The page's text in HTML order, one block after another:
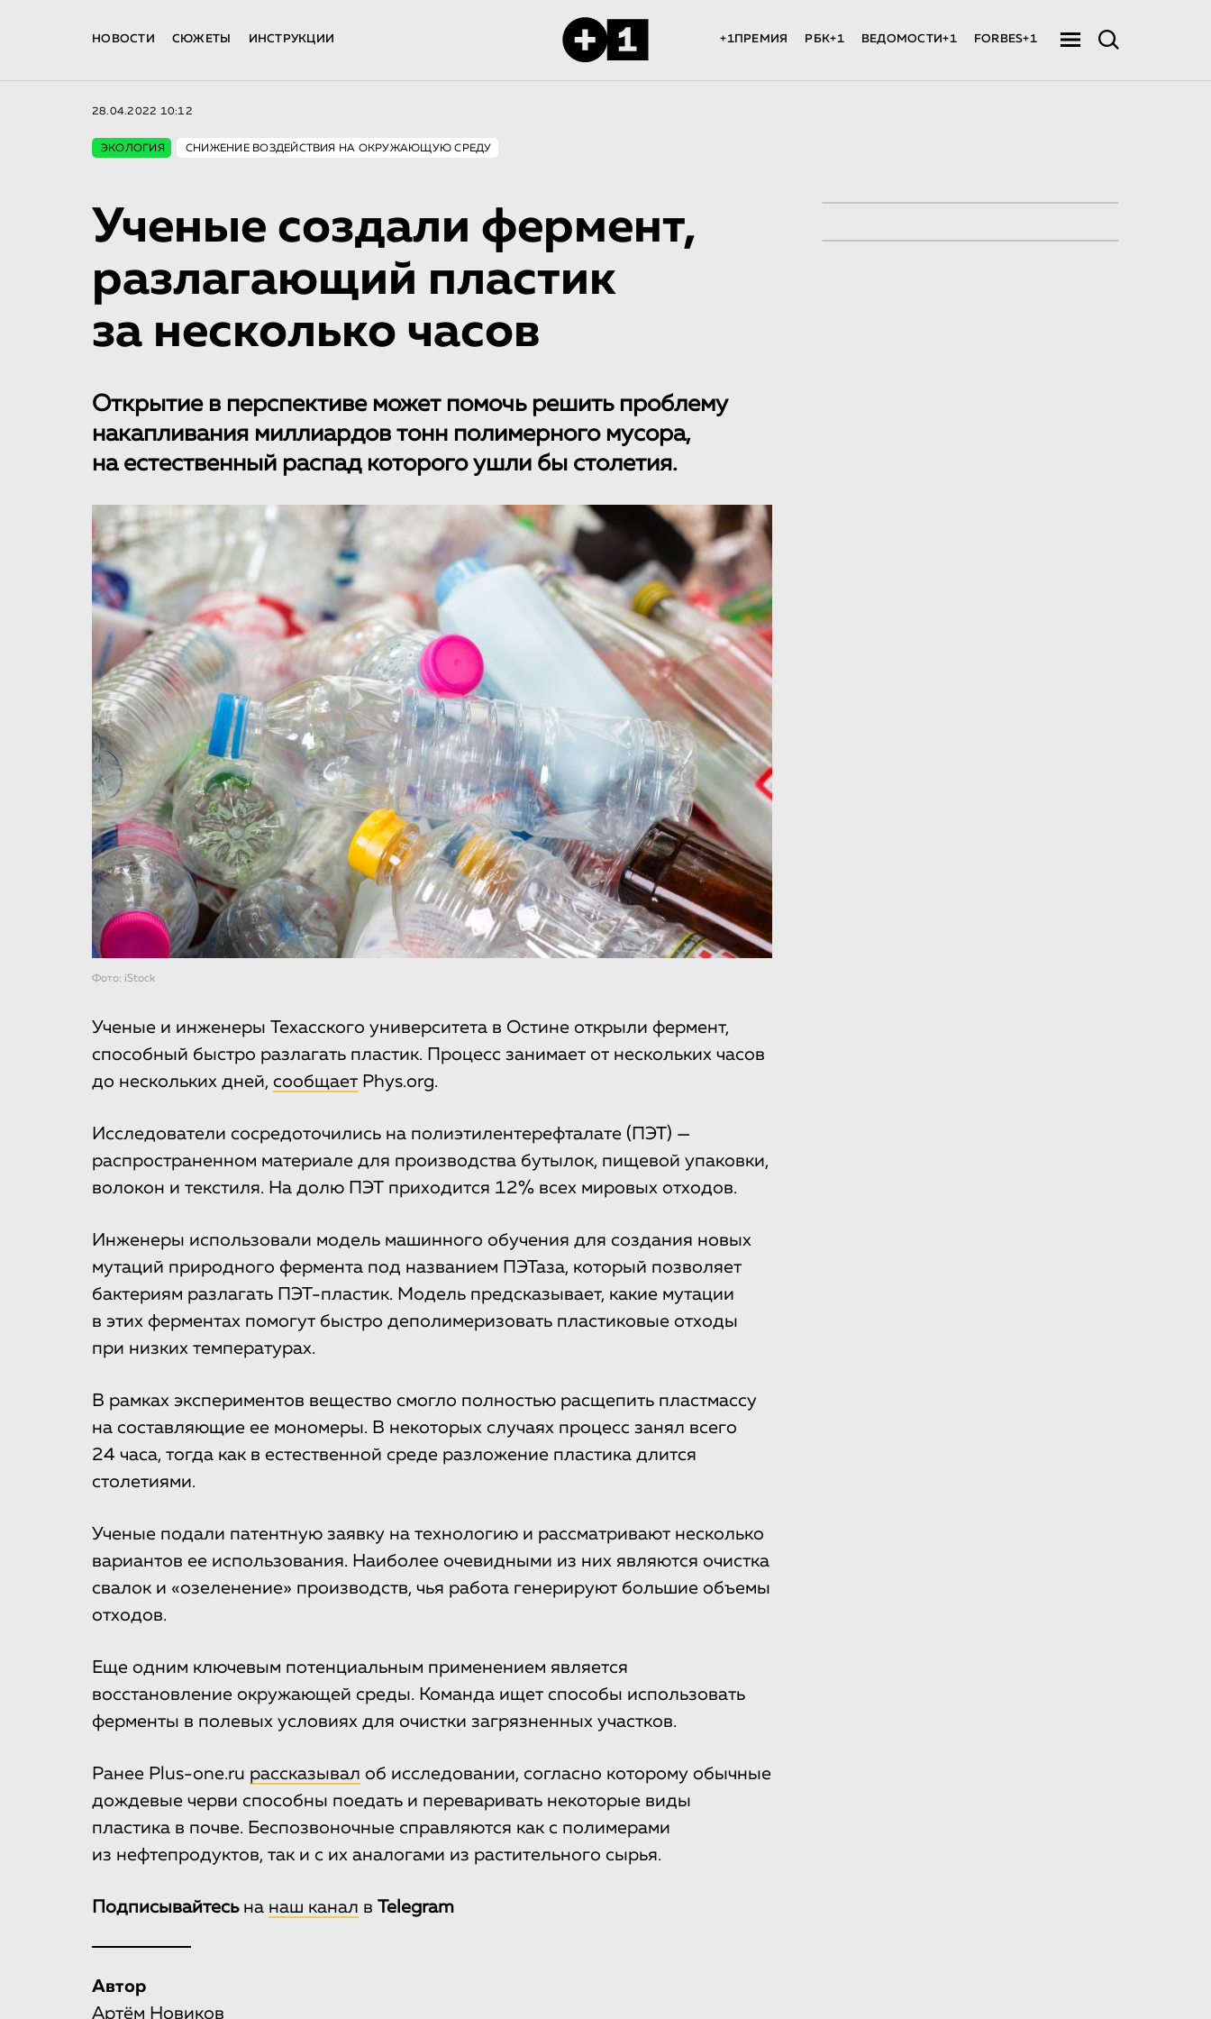
НОВОСТИ СЮЖЕТЫ ИНСТРУКЦИИ +1ПРЕМИЯ РБК+1 ВЕДОМОСТИ+1 FORBES+1
28.04.2022 10:12
ЭКОЛОГИЯ СНИЖЕНИЕ ВОЗДЕЙСТВИЯ НА ОКРУЖАЮЩУЮ СРЕДУ
Ученые создали фермент,
разлагающий пластик
за несколько часов
Открытие в перспективе может помочь решить проблему
накапливания миллиардов тонн полимерного мусора,
на естественный распад которого ушли бы столетия.
Фото: iStock
Ученые и инженеры Техасского университета в Остине открыли фермент,
способный быстро разлагать пластик. Процесс занимает от нескольких часов
до нескольких дней, сообщает Phys.org.
Исследователи сосредоточились на полиэтилентерефталате (ПЭТ) —
распространенном материале для производства бутылок, пищевой упаковки,
волокон и текстиля. На долю ПЭТ приходится 12% всех мировых отходов.
Инженеры использовали модель машинного обучения для создания новых
мутаций природного фермента под названием ПЭТаза, который позволяет
бактериям разлагать ПЭТ-пластик. Модель предсказывает, какие мутации
в этих ферментах помогут быстро деполимеризовать пластиковые отходы
при низких температурах.
В рамках экспериментов вещество смогло полностью расщепить пластмассу
на составляющие ее мономеры. В некоторых случаях процесс занял всего
24 часа, тогда как в естественной среде разложение пластика длится
столетиями.
Ученые подали патентную заявку на технологию и рассматривают несколько
вариантов ее использования. Наиболее очевидными из них являются очистка
свалок и «озеленение» производств, чья работа генерируют большие объемы
отходов.
Еще одним ключевым потенциальным применением является
восстановление окружающей среды. Команда ищет способы использовать
ферменты в полевых условиях для очистки загрязненных участков.
Ранее Plus-one.ru рассказывал об исследовании, согласно которому обычные
дождевые черви способны поедать и переваривать некоторые виды
пластика в почве. Беспозвоночные справляются как с полимерами
из нефтепродуктов, так и с их аналогами из растительного сырья.
Подписывайтесьна наш канал в Telegram
Автор
Артём Новиков